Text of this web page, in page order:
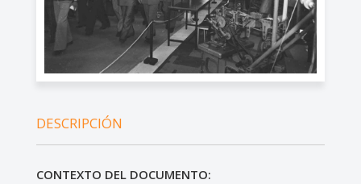
DESCRIPCIÓN
CONTEXTO DEL DOCUMENTO: